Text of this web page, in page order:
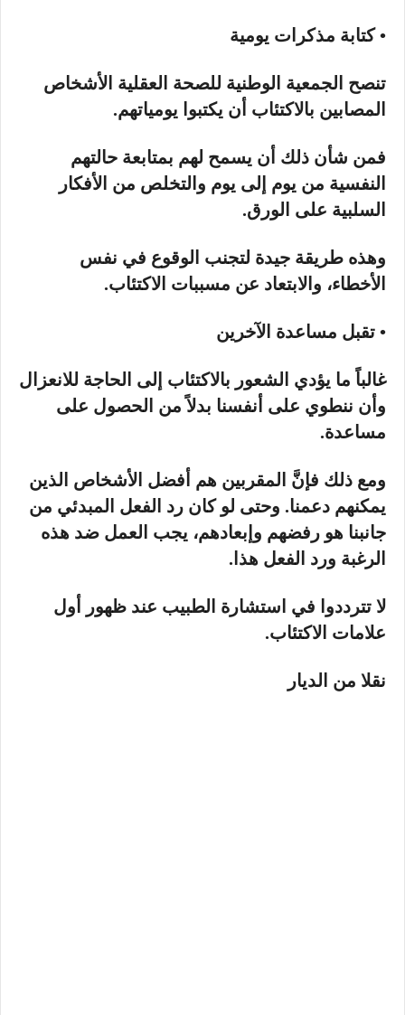
• كتابة مذكرات يومية
تنصح الجمعية الوطنية للصحة العقلية الأشخاص
المصابين بالاكتئاب أن يكتبوا يومياتهم.
فمن شأن ذلك أن يسمح لهم بمتابعة حالتهم
النفسية من يوم إلى يوم والتخلص من الأفكار
السلبية على الورق.
وهذه طريقة جيدة لتجنب الوقوع في نفس
الأخطاء، والابتعاد عن مسببات الاكتئاب.
• تقبل مساعدة الآخرين
غالباً ما يؤدي الشعور بالاكتئاب إلى الحاجة للانعزال
وأن ننطوي على أنفسنا بدلاً من الحصول على
مساعدة.
ومع ذلك فإنَّ المقربين هم أفضل الأشخاص الذين
يمكنهم دعمنا. وحتى لو كان رد الفعل المبدئي من
جانبنا هو رفضهم وإبعادهم، يجب العمل ضد هذه
الرغبة ورد الفعل هذا.
لا تترددوا في استشارة الطبيب عند ظهور أول
علامات الاكتئاب.
نقلا من الديار